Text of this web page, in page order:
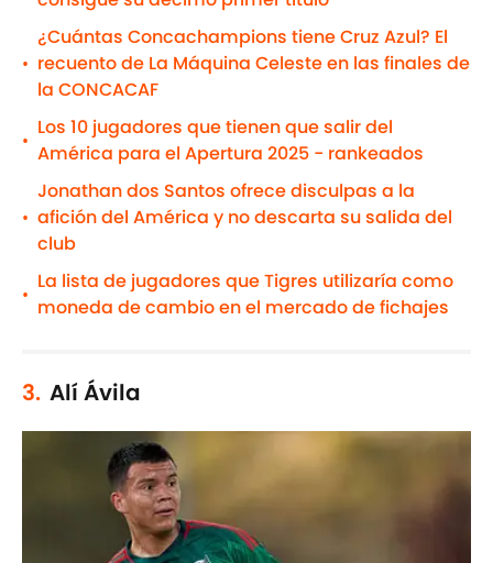
•
¿Cuántas Concachampions tiene Cruz Azul? El
recuento de La Máquina Celeste en las finales de
la CONCACAF
•
Los 10 jugadores que tienen que salir del
América para el Apertura 2025 - rankeados
•
Jonathan dos Santos ofrece disculpas a la
afición del América y no descarta su salida del
club
•
La lista de jugadores que Tigres utilizaría como
moneda de cambio en el mercado de fichajes
3. Alí Ávila